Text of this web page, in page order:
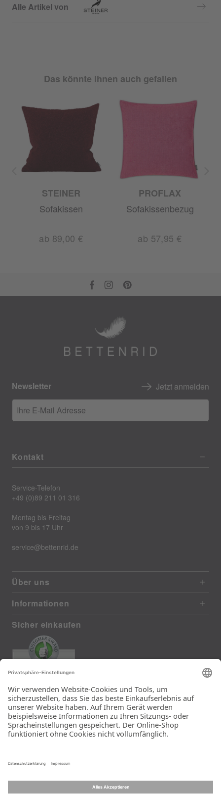
Alle Artikel von
Das könnte Ihnen auch gefallen
STEINER
Sofakissen
ab 89,00 €
PROFLAX
Sofakissenbezug
ab 57,95 €
Newsletter Jetzt anmelden
Ihre E-Mail Adresse
Kontakt
Service-Telefon
+49 (0)89 211 01 316
Montag bis Freitag
von 9 bis 17 Uhr
service@bettenrid.de
Über uns
Informationen
Sicher einkaufen
372 reviews from real customers
(last 12 months)
Total: 11290
Die Auswahl und die
Einfachheit der
Bestellung.